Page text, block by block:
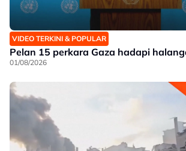
VIDEO TERKINI & POPULAR
Pelan 15 perkara Gaza hadapi
01/08/2026